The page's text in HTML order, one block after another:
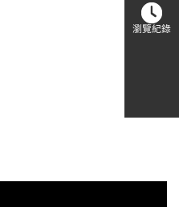
瀏覽紀錄